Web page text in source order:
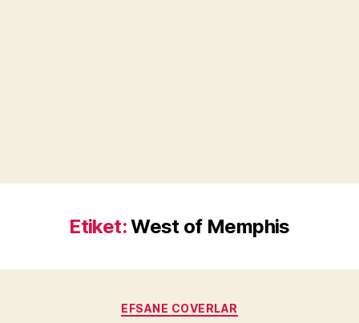
Etiket:West of Memphis
Kategoriler
EFSANE COVERLAR
Y